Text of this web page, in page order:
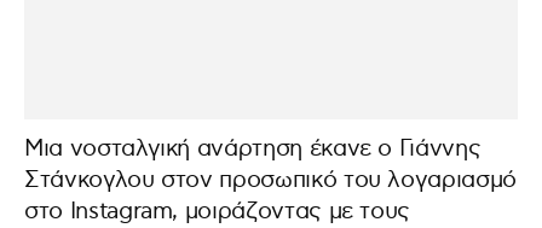
Μια νοσταλγική ανάρτηση έκανε ο Γιάννης
Στάνκογλου στον προσωπικό του λογαριασμό
στο Instagram, μοιράζοντας με τους